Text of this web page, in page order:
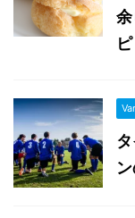
ピ